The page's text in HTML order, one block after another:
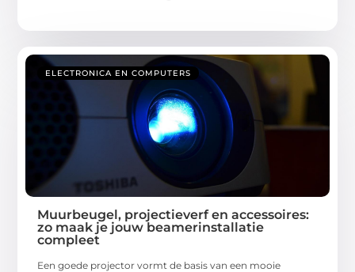
ELECTRONICA EN COMPUTERS
Muurbeugel, projectieverf en accessoires:
zo maak je jouw beamerinstallatie
compleet
Een goede projector vormt de basis van een mooie